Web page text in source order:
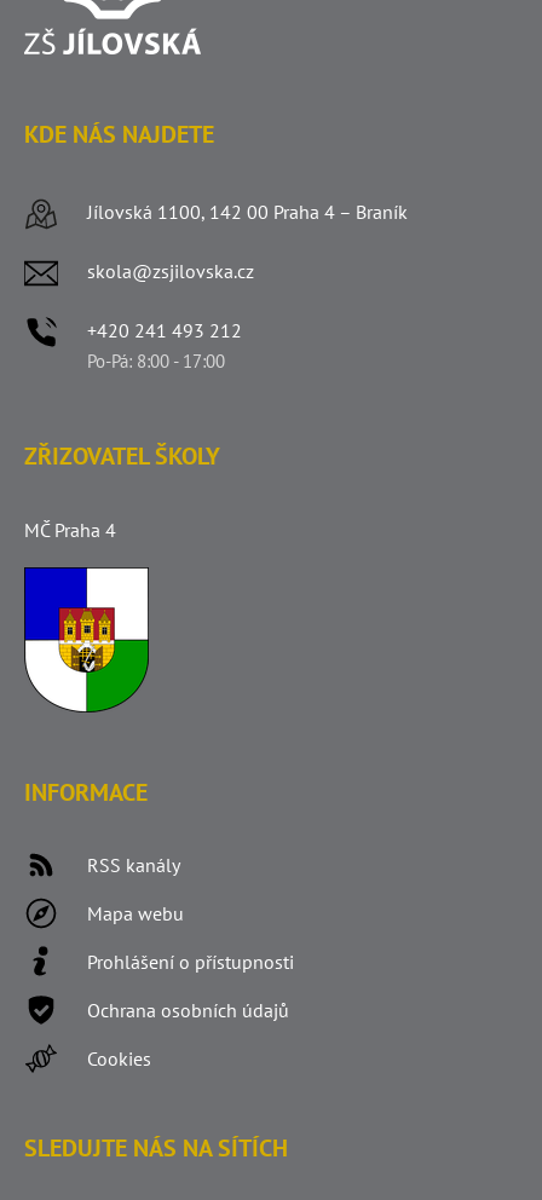
KDE NÁS NAJDETE
Jílovská 1100, 142 00 Praha 4 – Braník
skola@zsjilovska.cz
+420 241 493 212
Po-Pá: 8:00 - 17:00
ZŘIZOVATEL ŠKOLY
MČ Praha 4
INFORMACE
RSS kanály
Mapa webu
Prohlášení o přístupnosti
Ochrana osobních údajů
Cookies
SLEDUJTE NÁS NA SÍTÍCH